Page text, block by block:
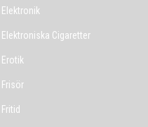
Elektronik
Elektroniska Cigaretter
Erotik
Frisör
Fritid